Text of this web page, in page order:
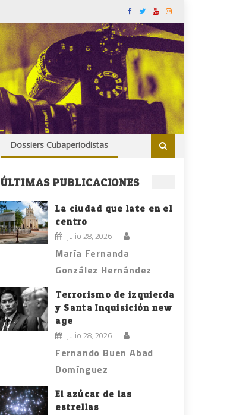
Dossiers Cubaperiodistas
ÚLTIMAS PUBLICACIONES
La ciudad que late en el
centro
julio 28, 2026
María Fernanda
González Hernández
Terrorismo de izquierda
y Santa Inquisición new
age
julio 28, 2026
Fernando Buen Abad
Domínguez
El azúcar de las
estrellas